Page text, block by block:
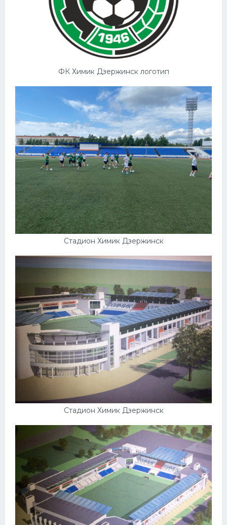
ФК Химик Дзержинск логотип
Стадион Химик Дзержинск
Стадион Химик Дзержинск